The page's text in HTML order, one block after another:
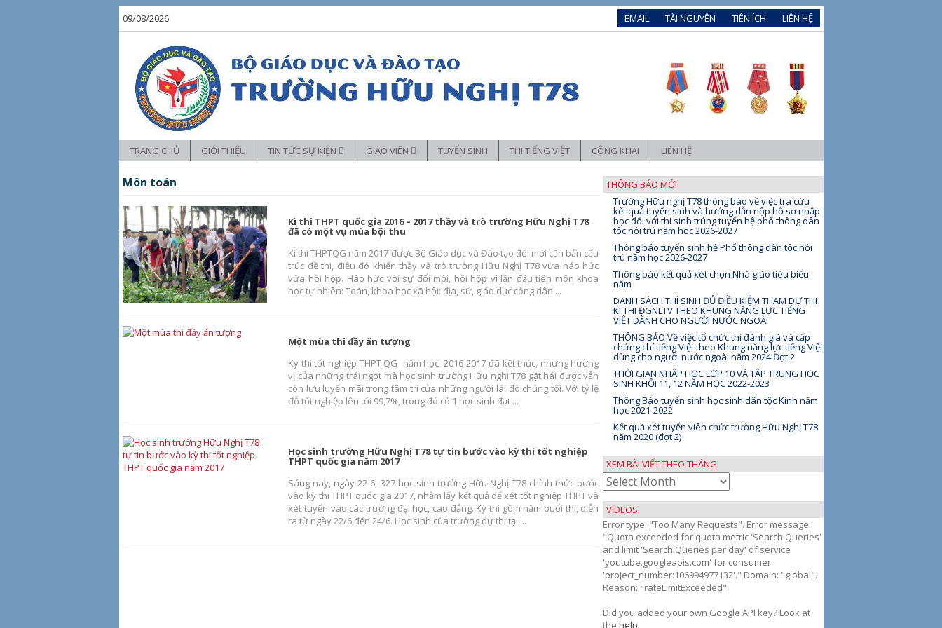
09/08/2026 EMAIL TÀI NGUYÊN TIÊN ÍCH LIÊN HỆ
TRANG CHỦ GIỚI THIỆU
TIN TỨC SỰ KIỆN
Hoạt động đoàn thể
GIÁO VIÊN
Ứng dụng CNTT trong dạy học
TUYỂN SINH THI TIẾNG VIỆT CÔNG KHAI LIÊN HỆ
Môn toán
Kì thi THPT quốc gia 2016 – 2017 thầy và trò trường Hữu Nghị T78
đã có một vụ mùa bội thu
Kì thi THPTQG năm 2017 được Bộ Giáo dục và Đào tạo đổi mới căn bản cấu
trúc đề thi, điều đó khiến thầy và trò trường Hữu Nghị T78 vừa háo hức
vừa hồi hộp. Háo hức với sự đổi mới, hồi hộp vì lần đầu tiên môn khoa
học tự nhiên: Toán, khoa học xã hội: địa, sử, giáo dục công dân ...
Một mùa thi đầy ấn tượng
Kỳ thi tốt nghiệp THPT QG năm học 2016-2017 đã kết thúc, nhưng hương
vị của những trái ngọt mà học sinh trường Hữu nghi T78 gặt hái được vẫn
còn lưu luyến mãi trong tâm trí của những người lái đò chúng tôi. Với tỷ lệ
đỗ tốt nghiệp lên tới 99,7%, trong đó có 1 học sinh đạt ...
Học sinh trường Hữu Nghị T78 tự tin bước vào kỳ thi tốt nghiệp
THPT quốc gia năm 2017
Sáng nay, ngày 22-6, 327 học sinh trường Hữu Nghị T78 chính thức bước
vào kỳ thi THPT quốc gia 2017, nhằm lấy kết quả để xét tốt nghiệp THPT và
xét tuyển vào các trường đại học, cao đẳng. Kỳ thi gồm năm buổi thi, diễn
ra từ ngày 22/6 đến 24/6. Học sinh của trường dự thi tại ...
THÔNG BÁO MỚI
Trường Hữu nghị T78 thông báo về việc tra cứu
kết quả tuyển sinh và hướng dẫn nộp hồ sơ nhập
học đối với thí sinh trúng tuyển hệ phổ thông dân
tộc nội trú năm học 2026-2027
Thông báo tuyển sinh hệ Phổ thông dân tộc nội
trú năm học 2026-2027
Thông báo kết quả xét chọn Nhà giáo tiêu biểu
năm
DANH SÁCH THÍ SINH ĐỦ ĐIỀU KIỆM THAM DỰ THI
KÌ THI ĐGNLTV THEO KHUNG NĂNG LỰC TIẾNG
VIỆT DÀNH CHO NGƯỜI NƯỚC NGOÀI
THÔNG BÁO Về việc tổ chức thi đánh giá và cấp
chứng chỉ tiếng Việt theo Khung năng lực tiếng Việt
dùng cho người nước ngoài năm 2024 Đợt 2
THỜI GIAN NHẬP HỌC LỚP 10 VÀ TẬP TRUNG HỌC
SINH KHỐI 11, 12 NĂM HỌC 2022-2023
Thông Báo tuyển sinh học sinh dân tộc Kinh năm
học 2021-2022
Kết quả xét tuyển viên chức trường Hữu Nghị T78
năm 2020 (đợt 2)
XEM BÀI VIẾT THEO THÁNG
Xem
bài
viết
theo
tháng
VIDEOS
Error type: "Too Many Requests". Error message:
"Quota exceeded for quota metric 'Search Queries'
and limit 'Search Queries per day' of service
'youtube.googleapis.com' for consumer
'project_number:106994977132'." Domain: "global".
Reason: "rateLimitExceeded".
Did you added your own Google API key? Look at
the help.